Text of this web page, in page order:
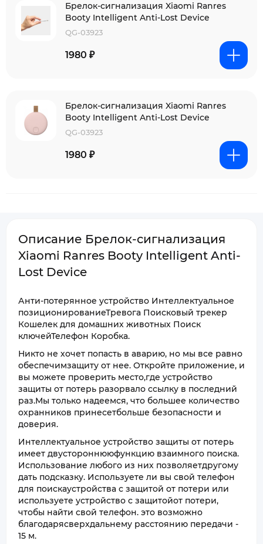
Брелок-сигнализация Xiaomi Ranres
Booty Intelligent Anti-Lost Device
QG-03923
1980 ₽
Брелок-сигнализация Xiaomi Ranres
Booty Intelligent Anti-Lost Device
QG-03923
1980 ₽
Описание Брелок-сигнализация
Xiaomi Ranres Booty Intelligent Anti-
Lost Device
Анти-потерянное устройство Интеллектуальное
позиционированиеТревога Поисковый трекер
Кошелек для домашних животных Поиск
ключейТелефон Коробка.
Никто не хочет попасть в аварию, но мы все равно
обеспечимзащиту от нее. Откройте приложение, и
вы можете проверить место,где устройство
защиты от потерь разорвало ссылку в последний
раз.Мы только надеемся, что большее количество
охранников принесетбольше безопасности и
доверия.
Интеллектуальное устройство защиты от потерь
имеет двустороннююфункцию взаимного поиска.
Использование любого из них позволяетдругому
дать подсказку. Используете ли вы свой телефон
для поискаустройства с защитой от потери или
используете устройство с защитойот потери,
чтобы найти свой телефон. это возможно
благодарясверхдальнему расстоянию передачи -
15 м.